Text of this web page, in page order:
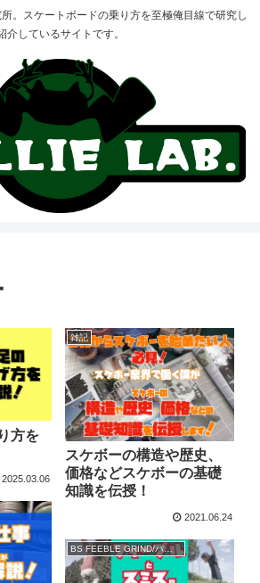
。スケートボードの乗り方を至極俺目線で研究し
介しているサイトです。
方を
2025.03.06
雑記
スケボーの構造や歴史、
価格などスケボーの基礎
知識を伝授！
2021.06.24
BS FEEBLE GRIND/バックサイドフィーブルグラインド